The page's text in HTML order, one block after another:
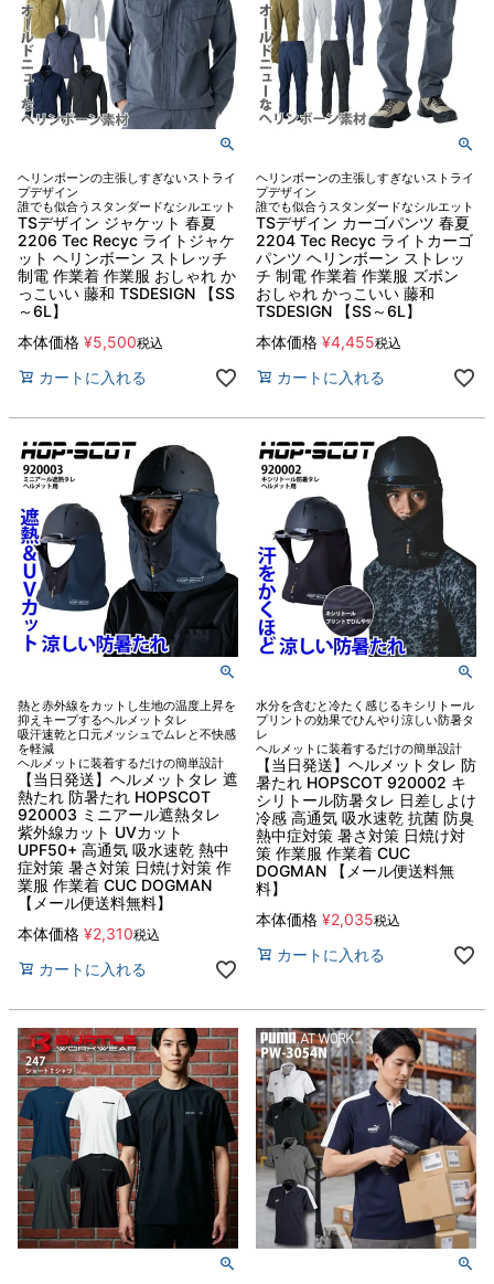
ヘリンボーンの主張しすぎないストライ
プデザイン
誰でも似合うスタンダードなシルエット
TSデザイン ジャケット 春夏
2206 Tec Recyc ライトジャケ
ット ヘリンボーン ストレッチ
制電 作業着 作業服 おしゃれ か
っこいい 藤和 TSDESIGN 【SS
～6L】
本体価格 ¥5,500税込
カートに入れる
ヘリンボーンの主張しすぎないストライ
プデザイン
誰でも似合うスタンダードなシルエット
TSデザイン カーゴパンツ 春夏
2204 Tec Recyc ライトカーゴ
パンツ ヘリンボーン ストレッ
チ 制電 作業着 作業服 ズボン
おしゃれ かっこいい 藤和
TSDESIGN 【SS～6L】
本体価格 ¥4,455税込
カートに入れる
熱と赤外線をカットし生地の温度上昇を
抑えキープするヘルメットタレ
吸汗速乾と口元メッシュでムレと不快感
を軽減
ヘルメットに装着するだけの簡単設計
【当日発送】ヘルメットタレ 遮
熱たれ 防暑たれ HOPSCOT
920003 ミニアール遮熱タレ
紫外線カット UVカット
UPF50+ 高通気 吸水速乾 熱中
症対策 暑さ対策 日焼け対策 作
業服 作業着 CUC DOGMAN
【メール便送料無料】
本体価格 ¥2,310税込
カートに入れる
水分を含むと冷たく感じるキシリトール
プリントの効果でひんやり涼しい防暑タ
レ
ヘルメットに装着するだけの簡単設計
【当日発送】ヘルメットタレ 防
暑たれ HOPSCOT 920002 キ
シリトール防暑タレ 日差しよけ
冷感 高通気 吸水速乾 抗菌 防臭
熱中症対策 暑さ対策 日焼け対
策 作業服 作業着 CUC
DOGMAN 【メール便送料無
料】
本体価格 ¥2,035税込
カートに入れる